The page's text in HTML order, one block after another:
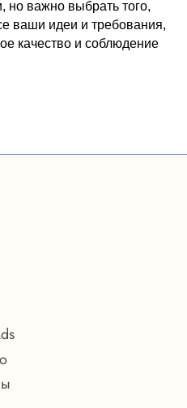
но важно выбрать того,
ваши идеи и требования,
качество и соблюдение